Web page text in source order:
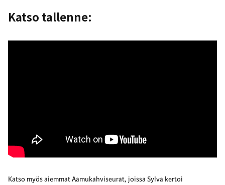
Katso tallenne:
Katso myös aiemmat Aamukahviseurat, joissa Sylva kertoi